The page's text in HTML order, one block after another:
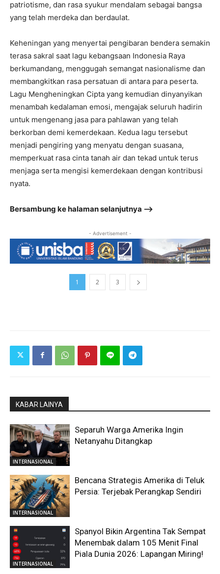
patriotisme, dan rasa syukur mendalam sebagai bangsa
yang telah merdeka dan berdaulat.
Keheningan yang menyertai pengibaran bendera semakin
terasa sakral saat lagu kebangsaan Indonesia Raya
berkumandang, menggugah semangat nasionalisme dan
membangkitkan rasa persatuan di antara para peserta.
Lagu Mengheningkan Cipta yang kemudian dinyanyikan
menambah kedalaman emosi, mengajak seluruh hadirin
untuk mengenang jasa para pahlawan yang telah
berkorban demi kemerdekaan. Kedua lagu tersebut
menjadi pengiring yang menyatu dengan suasana,
memperkuat rasa cinta tanah air dan tekad untuk terus
menjaga serta mengisi kemerdekaan dengan kontribusi
nyata.
Bersambung ke halaman selanjutnya –>
- Advertisement -
1 2 3
KABAR LAINYA
INTERNASIONAL
Separuh Warga Amerika Ingin
Netanyahu Ditangkap
INTERNASIONAL
Bencana Strategis Amerika di Teluk
Persia: Terjebak Perangkap Sendiri
INTERNASIONAL
Spanyol Bikin Argentina Tak Sempat
Menembak dalam 105 Menit Final
Piala Dunia 2026: Lapangan Miring!